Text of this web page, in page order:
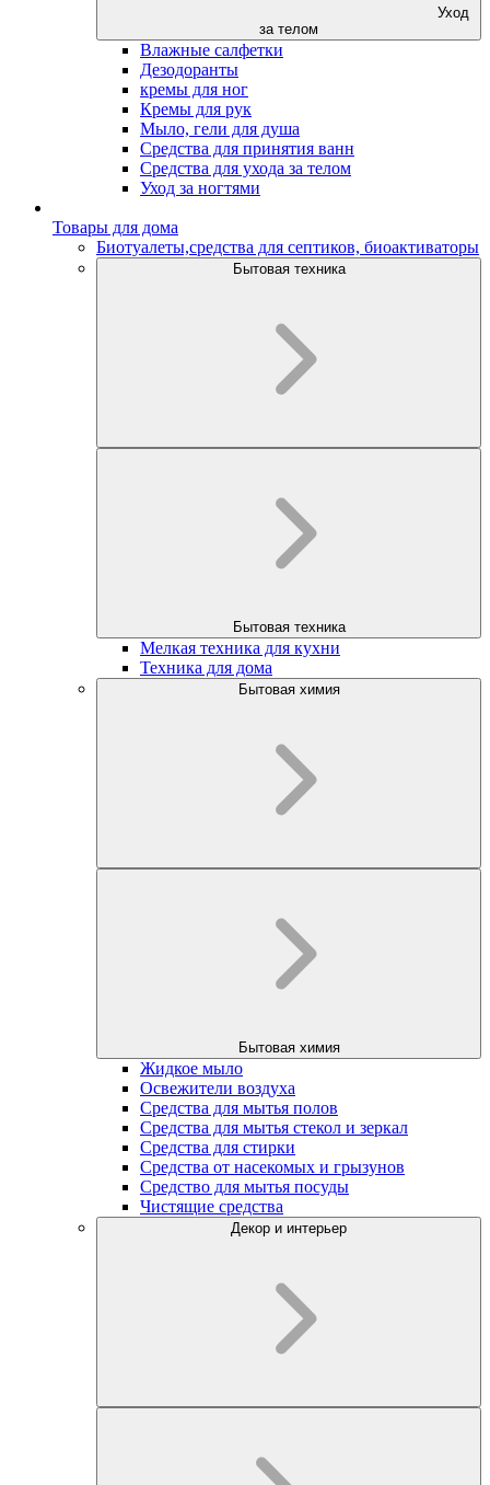
Уход
за телом
Влажные салфетки
Дезодоранты
кремы для ног
Кремы для рук
Мыло, гели для душа
Средства для принятия ванн
Средства для ухода за телом
Уход за ногтями
Товары для дома
Биотуалеты,средства для септиков, биоактиваторы
Бытовая техника
Бытовая техника
Мелкая техника для кухни
Техника для дома
Бытовая химия
Бытовая химия
Жидкое мыло
Освежители воздуха
Средства для мытья полов
Средства для мытья стекол и зеркал
Средства для стирки
Средства от насекомых и грызунов
Средство для мытья посуды
Чистящие средства
Декор и интерьер